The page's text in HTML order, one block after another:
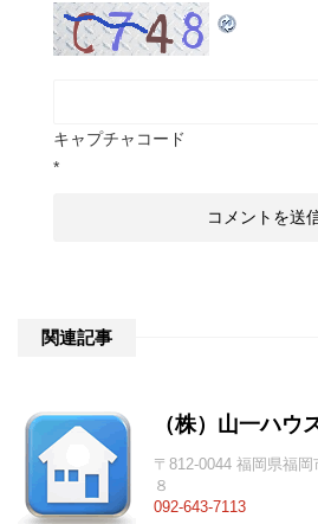
キャプチャコード
*
関連記事
（株）山一ハウ
〒812-0044 福岡県福
８
092-643-7113